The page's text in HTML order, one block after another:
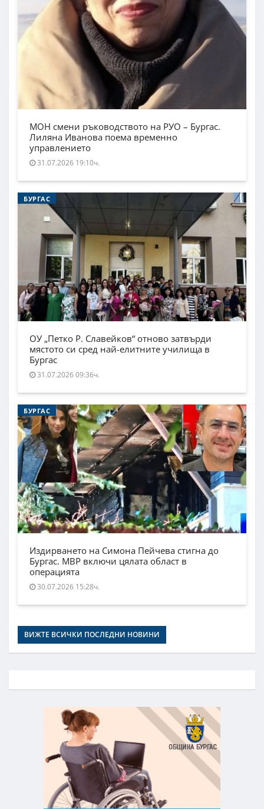
МОН смени ръководството на РУО – Бургас.
Лиляна Иванова поема временно
управлението
31.07.2026 19:10ч.
БУРГАС
ОУ „Петко Р. Славейков“ отново затвърди
мястото си сред най-елитните училища в
Бургас
31.07.2026 09:36ч.
БУРГАС
Издирването на Симона Пейчева стигна до
Бургас. МВР включи цялата област в
операцията
30.07.2026 15:28ч.
ВИЖТЕ ВСИЧКИ ПОСЛЕДНИ НОВИНИ